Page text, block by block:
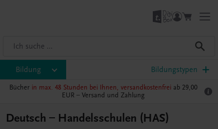
Bildung Bildungstypen
Bücher in max. 48 Stunden bei Ihnen, versandkostenfrei ab 29,00
EUR – Versand und Zahlung
Deutsch – Handelsschulen (HAS)